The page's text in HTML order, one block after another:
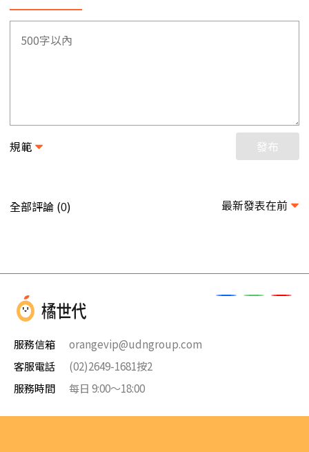
規範 發布
全部評論 (0) 最新發表在前
服務信箱
orangevip@udngroup.com
客服電話
(02)2649-1681按2
服務時間
每日 9:00～18:00